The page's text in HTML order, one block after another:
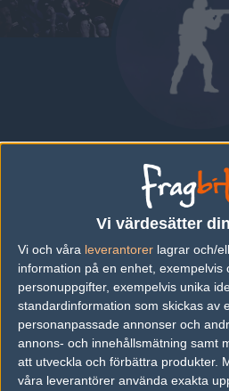
Vi värdesätter
Vi och våra leverantorer lagrar och/
information på en enhet, exempelvis
personuppgifter, exempelvis unika
standardinformation som skickas av
personanpassade annonser och
annons- och innehållsmätning samt
att utveckla och förbättra produkter.
våra leverantörer använda exakta
Blade
AUSTRALIA | SPELAR FÖR
Bio
Bio
Blade "nexar" Garrick är en Counter-
spelare från Australia, som för
Sports.
Senaste matcherna